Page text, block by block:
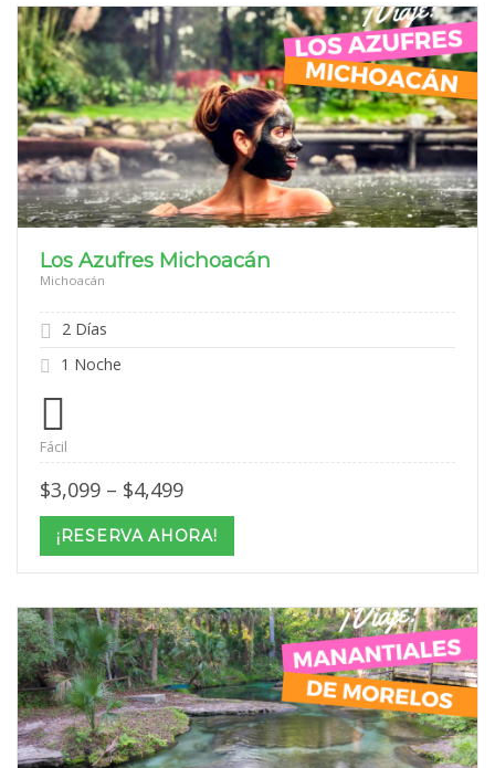
Los Azufres Michoacán
Michoacán
2 Días
1 Noche
Fácil
$3,099 – $4,499Price
$3,099
through
$4,499
¡RESERVA AHORA!